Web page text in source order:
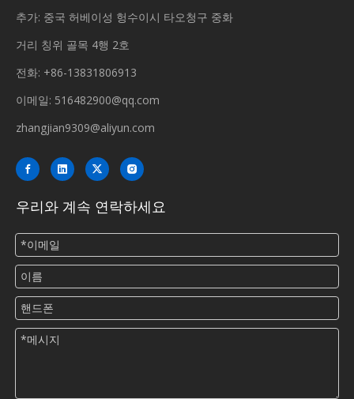
추가: 중국 허베이성 헝수이시 타오청구 중화
거리 칭위 골목 4행 2호
전화: +86-13831806913
이메일: 516482900@qq.com
zhangjian9309@aliyun.com
우리와 계속 연락하세요